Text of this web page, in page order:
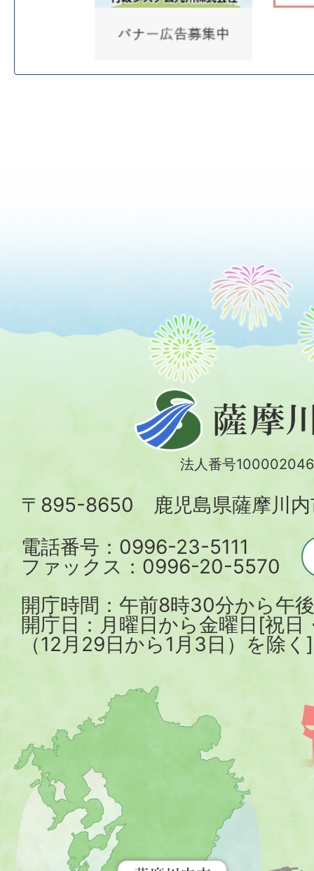
摩
川
法人番号
〒895-8650 鹿児島県薩摩川内
電話番号：0996-23-5111
ファックス：0996-20-5570
開庁時間：午前8時30分から午
開庁日：月曜日から金曜日[祝日
（12月29日から1月3日）を除く]
川
内
市
を